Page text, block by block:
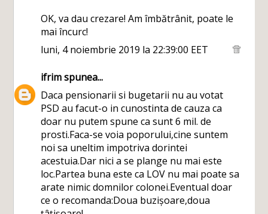
OK, va dau crezare! Am îmbătrânit, poate le
mai încurc!
luni, 4 noiembrie 2019 la 22:39:00 EET
ifrimspunea...
Daca pensionarii si bugetarii nu au votat
PSD au facut-o in cunostinta de cauza ca
doar nu putem spune ca sunt 6 mil. de
prosti.Faca-se voia poporului,cine suntem
noi sa uneltim impotriva dorintei
acestuia.Dar nici a se plange nu mai este
loc.Partea buna este ca LOV nu mai poate sa
arate nimic domnilor colonei.Eventual doar
ce o recomanda:Doua buzișoare,doua